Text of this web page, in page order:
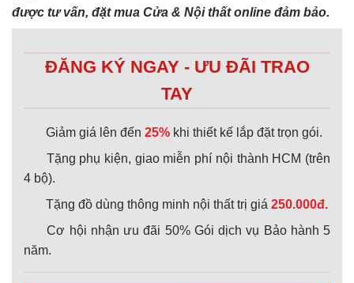
được tư vấn, đặt mua Cửa & Nội thất online đảm bảo.
ĐĂNG KÝ NGAY - ƯU ĐÃI TRAO
TAY
Giảm giá lên đến 25% khi thiết kế lắp đặt trọn gói.
Tặng phụ kiện, giao miễn phí nội thành HCM (trên
4 bộ).
Tặng đồ dùng thông minh nội thất trị giá 250.000đ.
Cơ hội nhận ưu đãi 50% Gói dịch vụ Bảo hành 5
năm.